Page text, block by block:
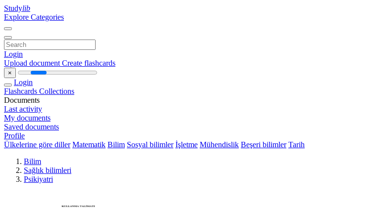
Studylib
Explore Categories
Login
Upload document Create flashcards
×
Login
Flashcards Collections
Documents
Last activity
My documents
Saved documents
Profile
Ülkelerine göre diller Matematik Bilim Sosyal bilimler İşletme Mühendislik Beşeri bilimler Tarih
Bilim
Sağlık bilimleri
Psikiyatri